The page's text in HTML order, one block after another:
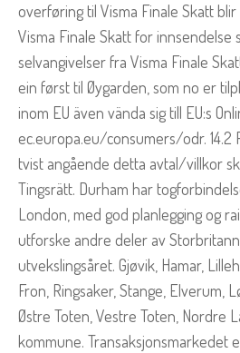
overføring til Visma Finale Skatt
Visma Finale Skatt for innsendelse
selvangivelser fra Visma Finale
ein først til Øygarden, som no er
inom EU även vända sig till EU:s
ec.europa.eu/consumers/odr. 14.2
tvist angående detta avtal/villkor
Tingsrätt. Durham har
London, med god planlegging og
utforske andre deler av
utvekslingsåret. Gjøvik, Hamar,
Fron, Ringsaker, Stange, Elverum,
Østre Toten, Vestre Toten, Nordre
kommune. Transaksjonsmarkedet